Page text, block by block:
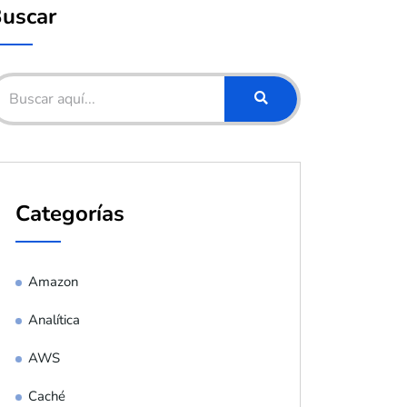
Categorías
Amazon
Analítica
AWS
Caché